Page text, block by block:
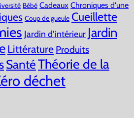
Bébé Cadeaux Chroniques d'une
Coup de gueule Cueillette
Jardin d'intérieur Jardin
Littérature Produits
SantéThéorie de la
déchet